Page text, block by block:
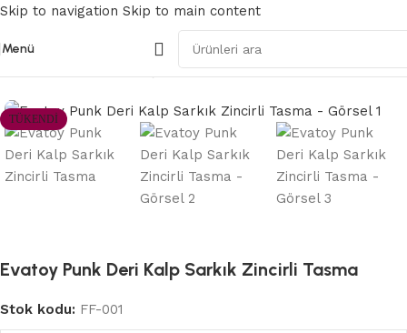
Skip to navigation Skip to main content
Menü
BDSM Fetiş ve Fantezi
TÜKENDI
Evatoy Punk Deri Kalp Sarkık Zincirli Tasma
Stok kodu: FF-001